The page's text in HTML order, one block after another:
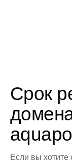
Срок
Если вы хотите